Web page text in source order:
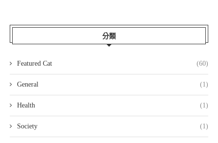
分類
Featured Cat (60)
General (1)
Health (1)
Society (1)